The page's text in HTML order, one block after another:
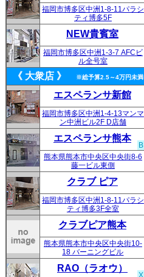
福岡市博多区中洲1-8-11パラシ
ティ博多5F
NEW貴賓室
福岡市博多区中洲1-3-7 AFCビ
ル全号室
《 大衆店 》 ※総予算2.5～4万円未満
エスペランサ新館
福岡市博多区中洲1-4-13マンマ
ン中洲ビル2F D店舗
エスペランサ熊本
B
熊本県熊本市中央区中央街8-6
藤一ビル東側
クラブ ピア
福岡市博多区中洲1-8-11パラシ
ティ博多3F全室
クラブピア熊本
熊本県熊本市中央区中央街10-
18 バーニングビル
RAO（ラオウ）
X